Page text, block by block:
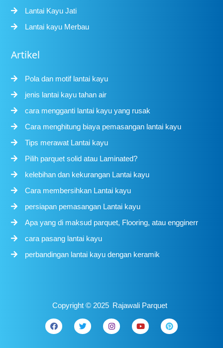
Lantai Kayu Jati
Lantai kayu Merbau
Artikel
Pola dan motif lantai kayu
jenis lantai kayu tahan air
cara mengganti lantai kayu yang rusak
Cara menghitung biaya pemasangan lantai kayu
Tips merawat Lantai kayu
Pilih parquet solid atau Laminated?
kelebihan dan kekurangan Lantai kayu
Cara membersihkan Lantai kayu
persiapan pemasangan Lantai kayu
Apa yang di maksud parquet, Flooring, atau engginerr
cara pasang lantai kayu
perbandingan lantai kayu dengan keramik
Copyright © 2025 Rajawali Parquet